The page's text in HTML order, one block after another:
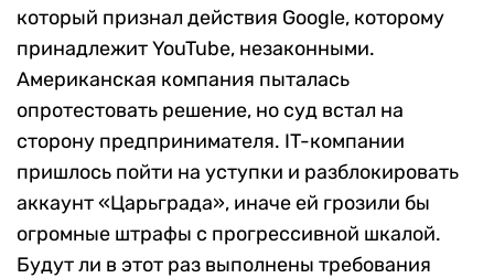
который признал действия Google, которому
принадлежит YouTube, незаконными.
Американская компания пыталась
опротестовать решение, но суд встал на
сторону предпринимателя. IT-компании
пришлось пойти на уступки и разблокировать
аккаунт «Царьграда», иначе ей грозили бы
огромные штрафы с прогрессивной шкалой.
Будут ли в этот раз выполнены требования